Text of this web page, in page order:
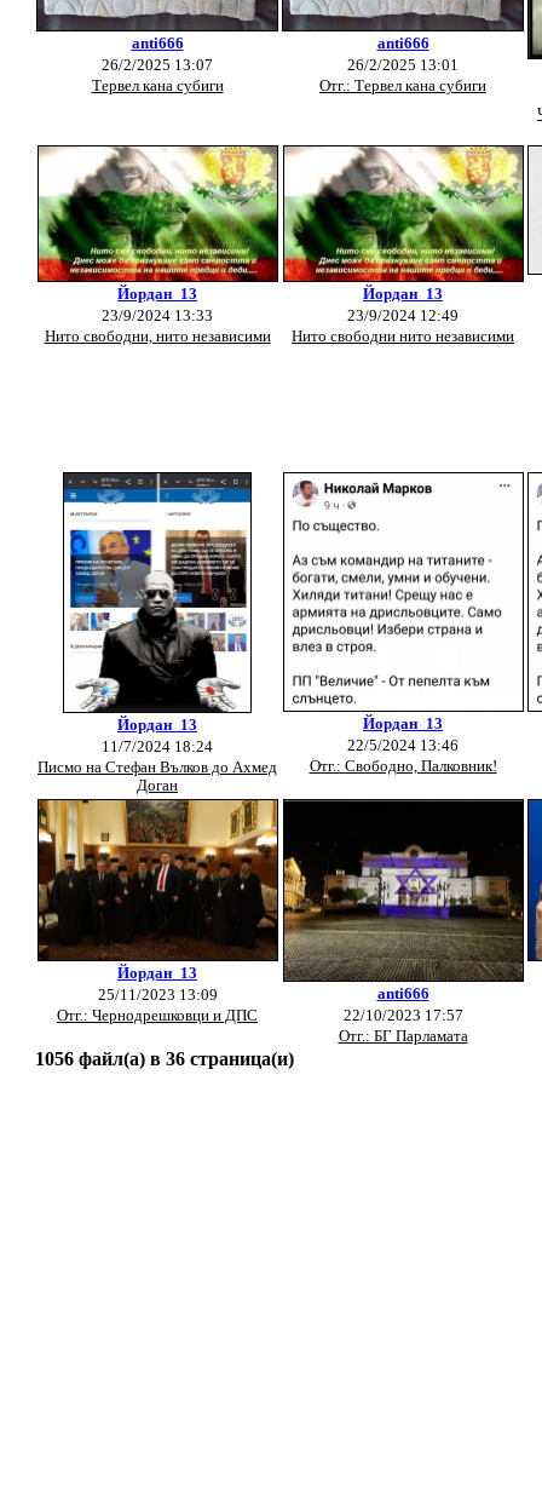
anti666
26/2/2025 13:07
Тервел кана субиги
anti666
26/2/2025 13:01
Отг.: Тервел кана субиги
Йордан_13
23/9/2024 13:33
Нито свободни, нито независими
Йордан_13
23/9/2024 12:49
Нито свободни нито независими
Йордан_13
11/7/2024 18:24
Писмо на Стефан Вълков до Ахмед
Доган
Йордан_13
22/5/2024 13:46
Отг.: Свободно, Палковник!
Йордан_13
25/11/2023 13:09
Отг.: Чернодрешковци и ДПС
anti666
22/10/2023 17:57
Отг.: БГ Парламата
1056 файл(а) в 36 страница(и)